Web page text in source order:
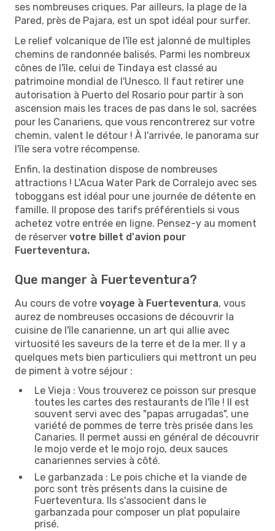
ses nombreuses criques. Par ailleurs, la plage de la
Pared, près de Pajara, est un spot idéal pour surfer.
Le relief volcanique de l'île est jalonné de multiples
chemins de randonnée balisés. Parmi les nombreux
cônes de l'île, celui de Tindaya est classé au
patrimoine mondial de l'Unesco. Il faut retirer une
autorisation à Puerto del Rosario pour partir à son
ascension mais les traces de pas dans le sol, sacrées
pour les Canariens, que vous rencontrerez sur votre
chemin, valent le détour ! À l'arrivée, le panorama sur
l'île sera votre récompense.
Enfin, la destination dispose de nombreuses
attractions ! L'Acua Water Park de Corralejo avec ses
toboggans est idéal pour une journée de détente en
famille. Il propose des tarifs préférentiels si vous
achetez votre entrée en ligne. Pensez-y au moment
de réserver votre billet d'avion pour
Fuerteventura.
Que manger à Fuerteventura?
Au cours de votre voyage à Fuerteventura, vous
aurez de nombreuses occasions de découvrir la
cuisine de l'île canarienne, un art qui allie avec
virtuosité les saveurs de la terre et de la mer. Il y a
quelques mets bien particuliers qui mettront un peu
de piment à votre séjour :
Le Vieja : Vous trouverez ce poisson sur presque
toutes les cartes des restaurants de l'île ! Il est
souvent servi avec des "papas arrugadas", une
variété de pommes de terre très prisée dans les
Canaries. Il permet aussi en général de découvrir
le mojo verde et le mojo rojo, deux sauces
canariennes servies à côté.
Le garbanzada : Le pois chiche et la viande de
porc sont très présents dans la cuisine de
Fuerteventura. Ils s'associent dans le
garbanzada pour composer un plat populaire
prisé.